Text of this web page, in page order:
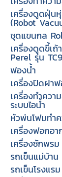
เครื่องดูดฝุ่น
(Robot
ชุดแขนกล
เครื่องดูดขี้เถ้
Perel รุ่น
ฟองน้ำ
เครื่องปิดฝา
เครื่องทำควา
ระบบไอน้ำ
หัวพ่นโฟมทำ
เครื่องฟอกอา
เครื่องซักพรม
รถเข็นแม่บ้าน
รถเข็นโรงแรม